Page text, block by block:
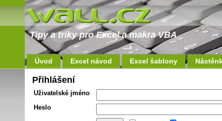
Tipy a triky pro Excel a makra VBA
Úvod Excel návod Excel šablony
Přihlášení
Uživatelské jméno
Heslo